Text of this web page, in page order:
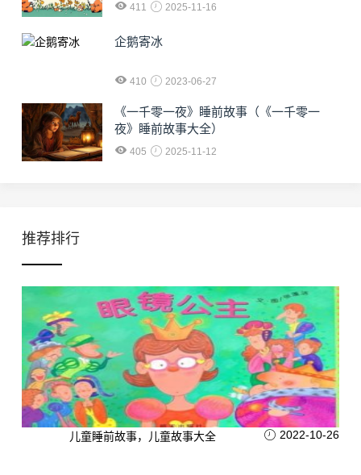
411 2025-11-16
企鹅寄冰
410 2023-06-27
《一千零一夜》睡前故事（《一千零一
夜》睡前故事大全）
405 2025-11-12
推荐排行
儿童睡前故事，儿童故事大全 2022-10-26